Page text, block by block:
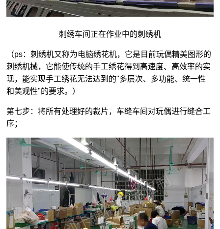
刺绣车间正在作业中的刺绣机
（ps：刺绣机又称为电脑绣花机，它是目前玩偶精美图形的
刺绣机械，它能使传统的手工绣花得到高速度、高效率的实
现，能实现手工绣花无法达到的"多层次、多功能、统一性
和美观性"的要求。）
第七步：将所有处理好的裁片，车缝车间对玩偶进行缝合工
序；